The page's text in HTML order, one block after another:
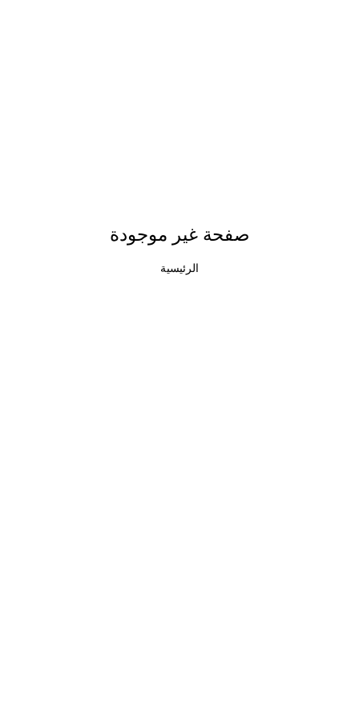
صفحة غير موجودة
الرئيسية